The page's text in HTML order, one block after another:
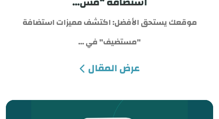
موقعك يستحق الأفضل: اكتشف مميزات استضافة
"مستضيف" في ...
عرض المقال